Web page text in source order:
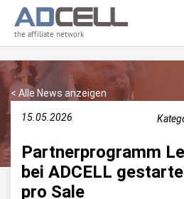
the affiliate network
< Alle News anzeigen
15.05.2026
Partnerprogramm
bei ADCELL
pro Sale